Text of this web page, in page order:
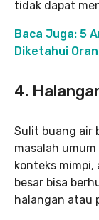
tidak dapat
Baca Juga: 5
Diketahui
4.
Sulit buang air
masalah
konteks
besar bisa
halangan atau